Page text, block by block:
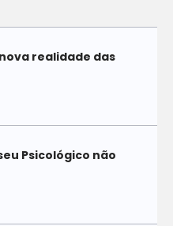
realidade das
Psicológico não